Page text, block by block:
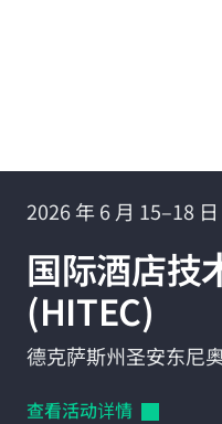
2026 年 6 月 15–18 日
国际酒店技
(HITEC)
德克萨斯州圣安东尼
查看活动详情